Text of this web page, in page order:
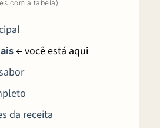
← você está aqui
da receita